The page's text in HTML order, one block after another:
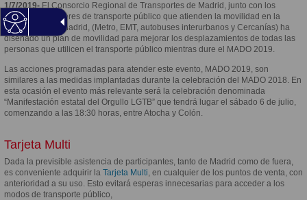
1/7/2019-El Consorcio Regional de Transportes de Madrid, junto con los
distintos operadores de transporte público que atienden la movilidad en la
Comunidad de Madrid, (Metro, EMT, autobuses interurbanos y Cercanías) ha
diseñado un plan de movilidad para mejorar los desplazamientos de todas las
personas que utilicen el transporte público mientras dure el MADO 2019.
Las acciones programadas para atender este evento, MADO 2019, son
similares a las medidas implantadas durante la celebración del MADO 2018. En
esta ocasión el evento más relevante será la celebración denominada
“Manifestación estatal del Orgullo LGTB” que tendrá lugar el sábado 6 de julio,
comenzando a las 18:30 horas, entre Atocha y Colón.
Tarjeta Multi
Dada la previsible asistencia de participantes, tanto de Madrid como de fuera,
es conveniente adquirir la Tarjeta Multi , en cualquier de los puntos de venta, con
anterioridad a su uso. Esto evitará esperas innecesarias para acceder a los
modos de transporte público,